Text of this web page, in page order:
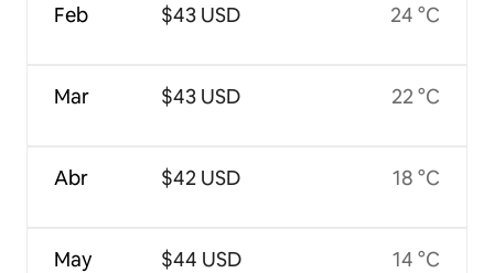
Feb
Mar
Abr
May
$43 USD
$43 USD
$42 USD
$44 USD
24 °C
22 °C
18 °C
14 °C